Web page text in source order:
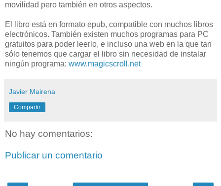
movilidad pero también en otros aspectos.
El libro está en formato epub, compatible con muchos libros
electrónicos. También existen muchos programas para PC
gratuitos para poder leerlo, e incluso una web en la que tan
sólo tenemos que cargar el libro sin necesidad de instalar
ningún programa: www.magicscroll.net
Javier Mairena
Compartir
No hay comentarios:
Publicar un comentario